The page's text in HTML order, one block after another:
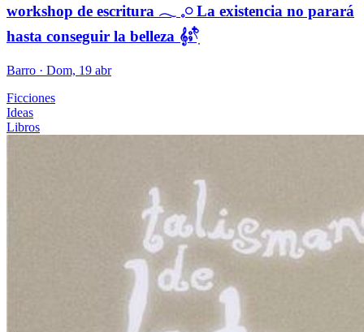
workshop de escritura 𓂃 𓈒𓏸 La existencia no parará
hasta conseguir la belleza 𝄞⨾𓍢ִ໋
Barro · Dom, 19 abr
Ficciones
Ideas
Libros